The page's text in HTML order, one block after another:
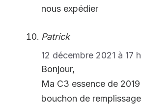
nous expédier
Patrick
12 décembre 2021 à 17
Bonjour,
Ma C3 essence de
bouchon de